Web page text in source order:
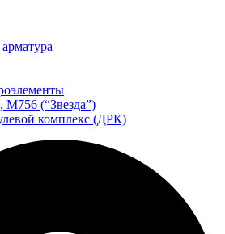
(“Звезда”)
комплекс (ДРК)